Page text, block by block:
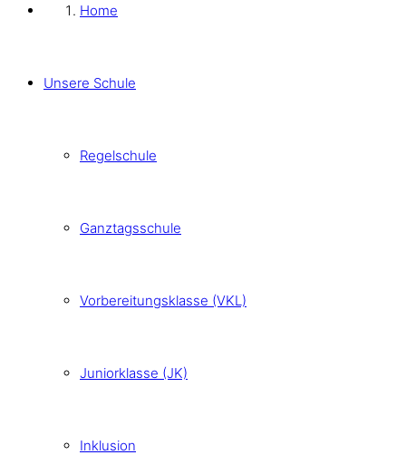
Home
Unsere Schule
Regelschule
Ganztagsschule
Vorbereitungsklasse (VKL)
Juniorklasse (JK)
Inklusion